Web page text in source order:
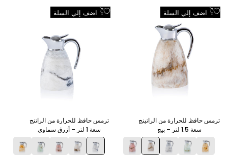
اضف إلي السلةاضف
الرغبات
ترمس حافظ للحرارة من الراتينج
سعة 1.5 لتر – بيج
اضف إلي السلةاضف
ترمس حافظ للحرارة من الراتنج
سعة 1 لتر – أزرق سماوي